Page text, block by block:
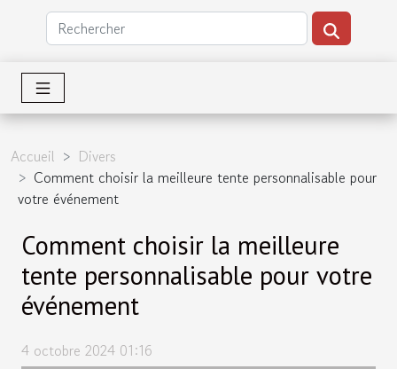
Accueil
Divers
Comment choisir la meilleure tente personnalisable pour
votre événement
Comment choisir la meilleure
tente personnalisable pour votre
événement
4 octobre 2024 01:16